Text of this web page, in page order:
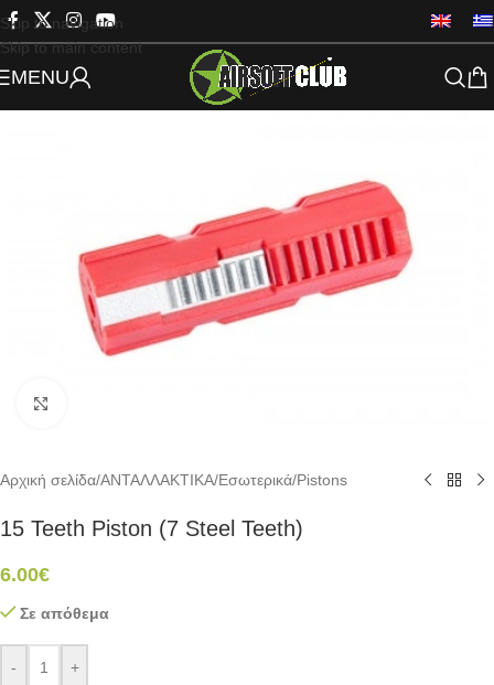
Skip to navigation
Skip to main content
MENU
Αρχική σελίδα/ΑΝΤΑΛΛΑΚΤΙΚΑ/Εσωτερικά/Pistons
15 Teeth Piston (7 Steel Teeth)
6.00€
Σε απόθεμα
- +